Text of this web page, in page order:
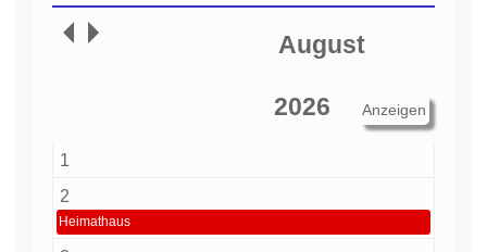
1
2
Heimathaus